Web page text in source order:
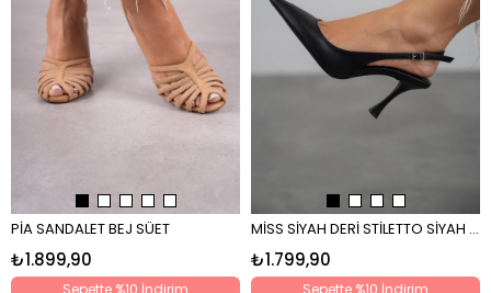
PİA SANDALET BEJ SÜET
₺1.899,90
Sepette %10 İndirim
MİSS SİYAH DERİ STİLETTO SİYAH DERİ
₺1.799,90
Sepette %10 İndirim